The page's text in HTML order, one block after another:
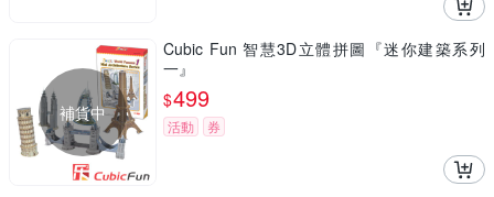
補貨中
Cubic Fun 智慧3D立體拼圖『迷你建築系列
一』
$499
活動 券